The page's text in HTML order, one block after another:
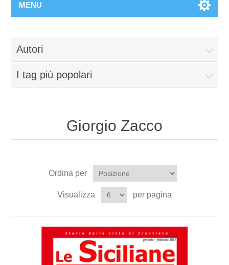
MENU
Autori
I tag più popolari
Giorgio Zacco
Ordina per
Visualizza per pagina